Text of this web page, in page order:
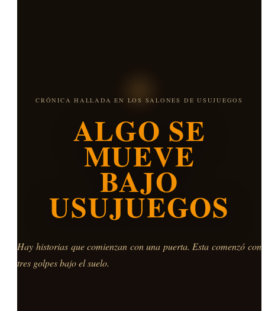
CRÓNICA HALLADA EN LOS SALONES DE USUJUEGOS
ALGO SE
MUEVE
BAJO
USUJUEGOS
Hay historias que comienzan con una puerta. Esta comenzó con
tres golpes bajo el suelo.